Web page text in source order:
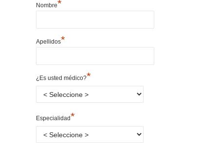
Nombre*
Apellidos*
¿Es usted médico?*
Especialidad*